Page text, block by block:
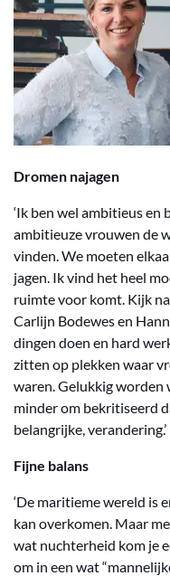
Dromen najagen
‘Ik ben wel ambitieus en
ambitieuze vrouwen de
vinden. We moeten
jagen. Ik vind het heel
ruimte voor komt. Kijk
Carlijn Bodewes en
dingen doen en hard
zitten op plekken waar
waren. Gelukkig worden
minder om bekritiseerd
belangrijke, verandering.’
Fijne balans
‘De maritieme wereld is
kan overkomen. Maar
wat nuchterheid kom je
om in een wat